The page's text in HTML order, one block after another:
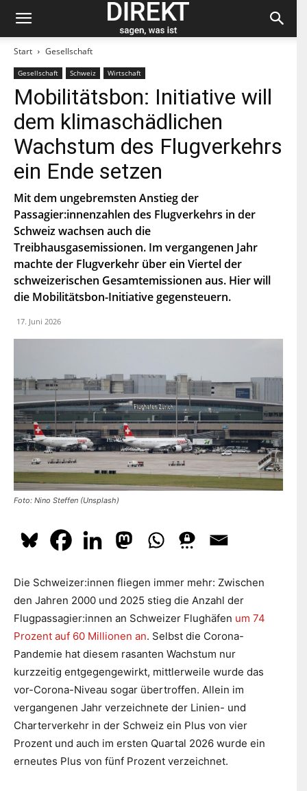
Start Gesellschaft
Gesellschaft Schweiz Wirtschaft
Mobilitätsbon: Initiative will
dem klimaschädlichen
Wachstum des Flugverkehrs
ein Ende setzen
Mit dem ungebremsten Anstieg der
Passagier:innenzahlen des Flugverkehrs in der
Schweiz wachsen auch die
Treibhausgasemissionen. Im vergangenen Jahr
machte der Flugverkehr über ein Viertel der
schweizerischen Gesamtemissionen aus. Hier will
die Mobilitätsbon-Initiative gegensteuern.
17. Juni 2026
Foto: Nino Steffen (Unsplash)
Die Schweizer:innen fliegen immer mehr: Zwischen
den Jahren 2000 und 2025 stieg die Anzahl der
Flugpassagier:innen an Schweizer Flughäfen um 74
Prozent auf 60 Millionen an. Selbst die Corona-
Pandemie hat diesem rasanten Wachstum nur
kurzzeitig entgegengewirkt, mittlerweile wurde das
vor-Corona-Niveau sogar übertroffen. Allein im
vergangenen Jahr verzeichnete der Linien- und
Charterverkehr in der Schweiz ein Plus von vier
Prozent und auch im ersten Quartal 2026 wurde ein
erneutes Plus von fünf Prozent verzeichnet.
Bleiben Sie auf dem neuesten Stand und
abonnieren Sie unseren «direkt»-Newsletter.
o
r
n
a
e
N
c
n
a
e
E
-
M
a
l
*
P
L
Z
Indem Du Dich zum Newsletter einschreibst, stimmst Du
zu, dass die SP Dich auf dem Laufenden halten darf. Mehr